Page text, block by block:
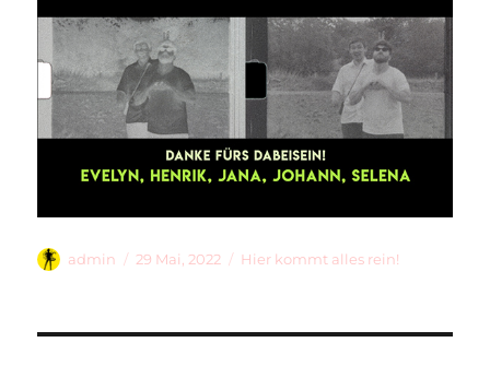
Autor
admin
Veröffentlicht
29 Mai, 2022 Kategorien
Hier kommt alles rein!